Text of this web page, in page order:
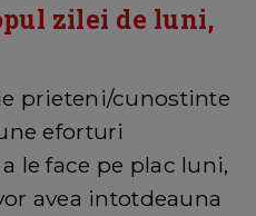
zilei de luni,
prieteni/cunostinte
eforturi
le face pe plac luni,
avea intotdeauna